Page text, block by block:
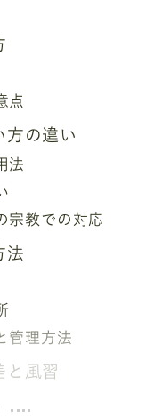
点
方の違い
法
宗教での対応
法
管理方法
と風習